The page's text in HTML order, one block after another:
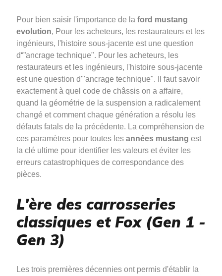
Pour bien saisir l'importance de la ford mustang
evolution, Pour les acheteurs, les restaurateurs et les
ingénieurs, l'histoire sous-jacente est une question
d“”ancrage technique". Pour les acheteurs, les
restaurateurs et les ingénieurs, l'histoire sous-jacente
est une question d'"ancrage technique". Il faut savoir
exactement à quel code de châssis on a affaire,
quand la géométrie de la suspension a radicalement
changé et comment chaque génération a résolu les
défauts fatals de la précédente. La compréhension de
ces paramètres pour toutes les années mustang est
la clé ultime pour identifier les valeurs et éviter les
erreurs catastrophiques de correspondance des
pièces.
L'ère des carrosseries
classiques et Fox (Gen 1 -
Gen 3)
Les trois premières décennies ont permis d'établir la